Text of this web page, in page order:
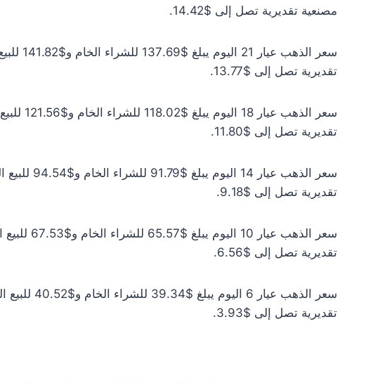
مصنعية تقديرية تصل إلى $14.42.
تقديرية تصل إلى $13.77.
تقديرية تصل إلى $11.80.
تقديرية تصل إلى $9.18.
تقديرية تصل إلى $6.56.
تقديرية تصل إلى $3.93.